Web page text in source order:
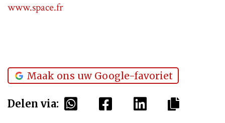
www.space.fr
Maak ons uw Google-favoriet
Delen via: